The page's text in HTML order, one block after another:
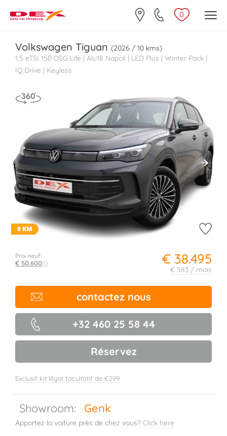
0
Volkswagen Tiguan (2026 / 10 kms)
1.5 eTSI 150 DSG Life | Alu18 Napoli | LED Plus | Winter Pack |
IQ.Drive | Keyless
0 KM
€ 38.495
€ 583 / mois
Prix neuf:
€ 50.600(i)
contactez nous
+32 460 25 58 44
Réservez
Exclusif kit légal facultatif de €299
Showroom: Genk
Apportez la voiture près de chez vous? Click here